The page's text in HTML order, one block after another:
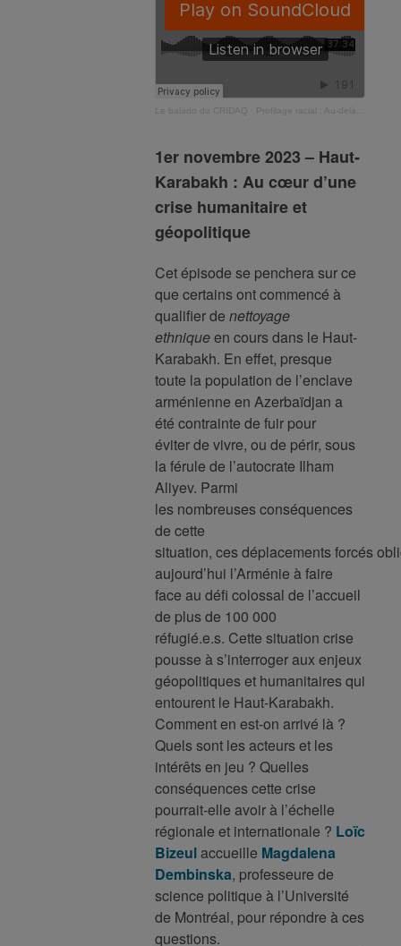
Le balado du CRIDAQ Profilage racial : Au-delà des apparences
1er novembre 2023 – Haut-
Karabakh : Au cœur d’une
crise humanitaire et
géopolitique
Cet épisode se penchera sur ce
que certains ont commencé à
qualifier de nettoyage
ethniqueen cours dans le Haut-
Karabakh. En effet, presque
toute la population de l’enclave
arménienne en Azerbaïdjan a
été contrainte de fuir pour
éviter de vivre, ou de périr, sous
la férule de l’autocrate Ilham
Aliyev. Parmi
les nombreuses conséquences
de cette
situation, ces déplacements forcés
aujourd’hui l’Arménie à faire
face au défi colossal de l’accueil
de plus de 100 000
réfugié.e.s. Cette situation crise
pousse à s’interroger aux enjeux
géopolitiques et humanitaires qui
entourent le Haut-Karabakh.
Comment en est-on arrivé là ?
Quels sont les acteurs et les
intérêts en jeu ? Quelles
conséquences cette crise
pourrait-elle avoir à l’échelle
régionale et internationale ? Loïc
Bizeulaccueille Magdalena
Dembinska, professeure de
science politique à l’Université
de Montréal, pour répondre à ces
questions.